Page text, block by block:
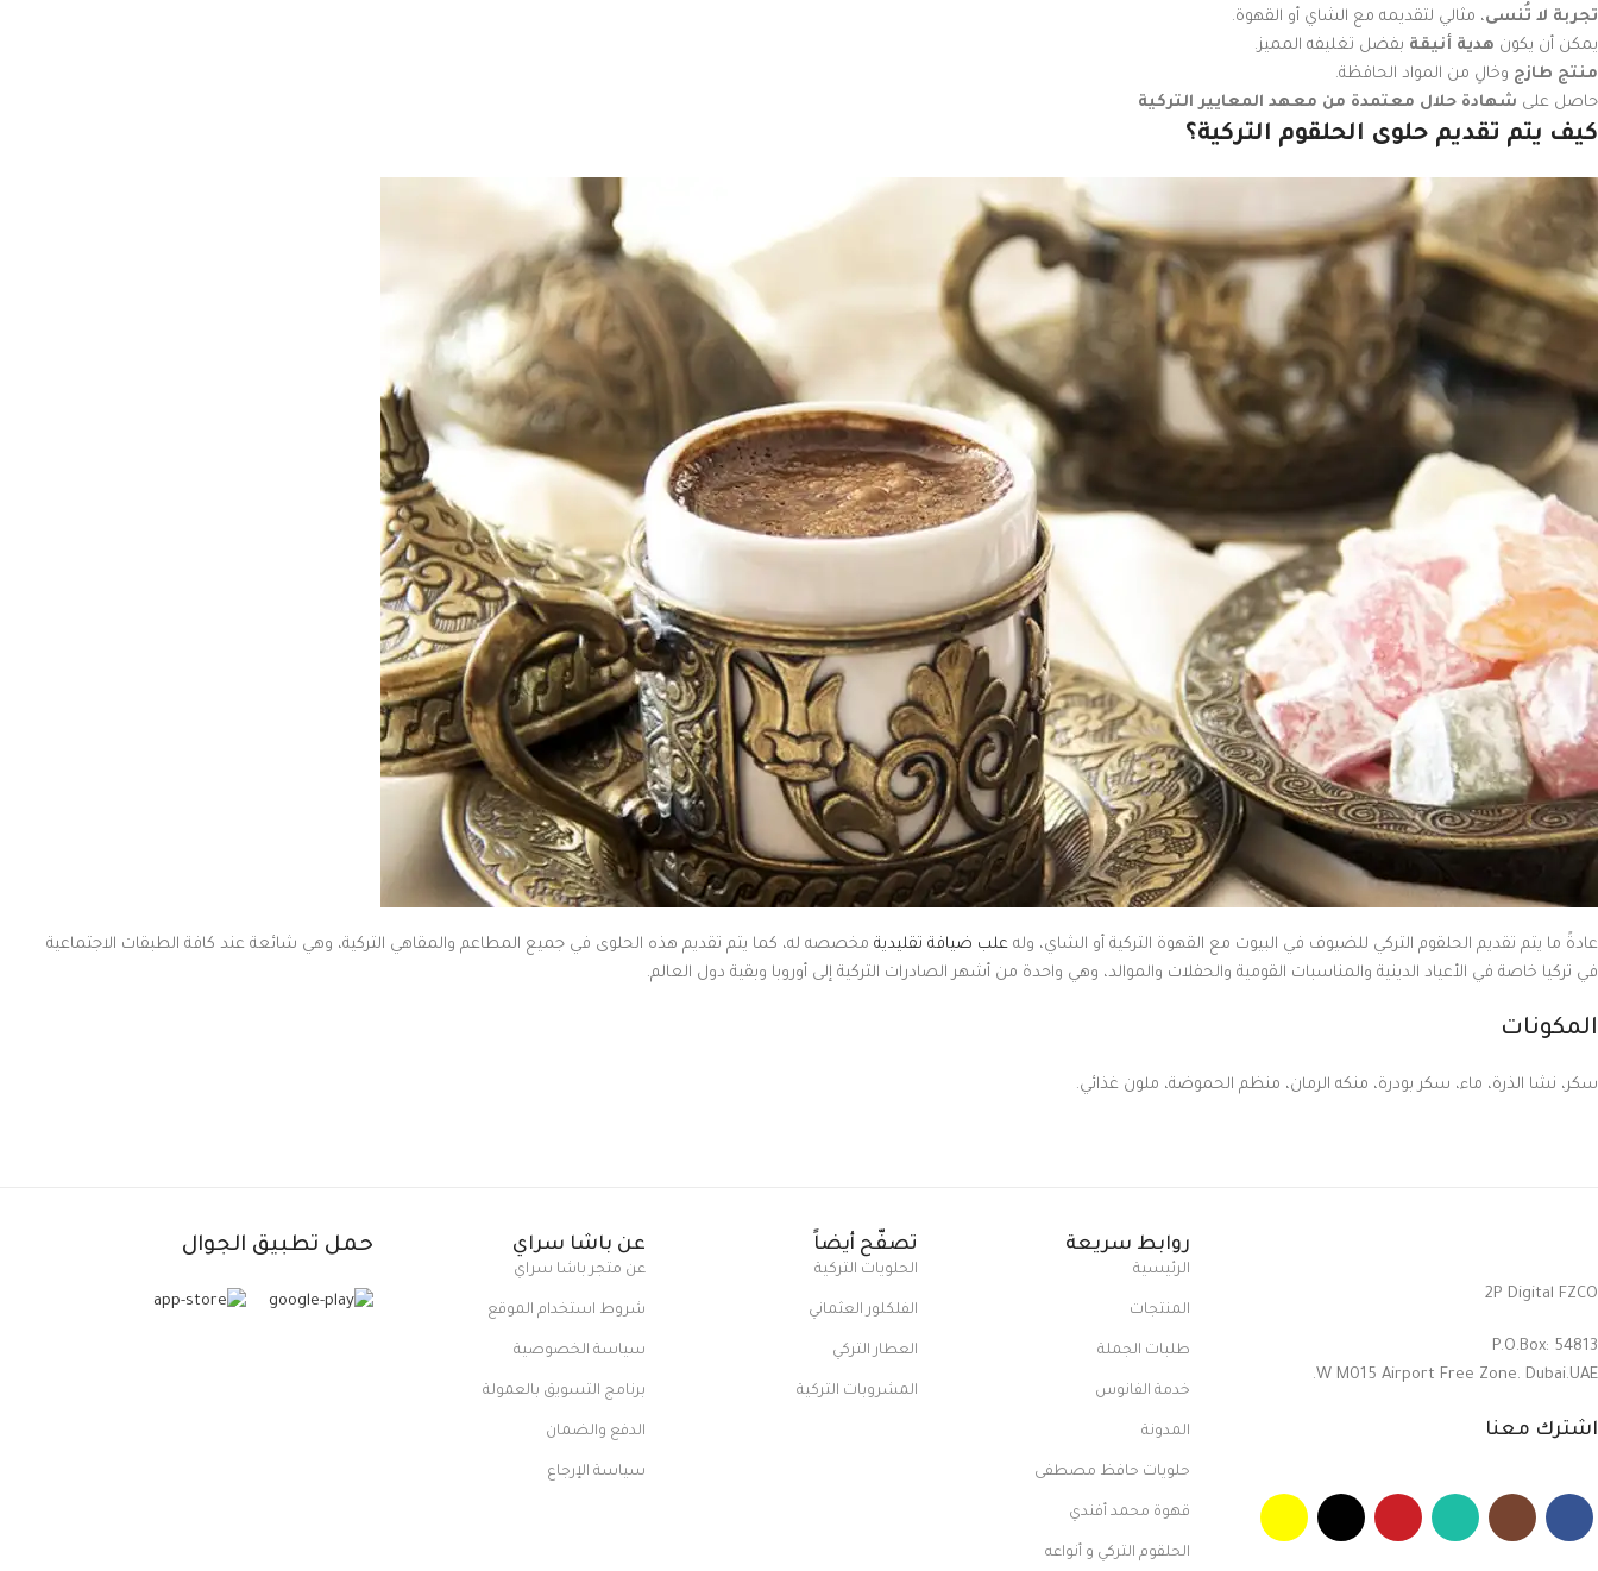
تجربة لا تُنسى، مثالي لتقديمه مع الشاي أو القهوة.
يمكن أن يكون هدية أنيقة بفضل تغليفه المميز.
منتج طازج وخالٍ من المواد الحافظة.
حاصل على شهادة حلال معتمدة من معهد المعايير التركية
كيف يتم تقديم حلوى الحلقوم التركية؟
عادةً ما يتم تقديم الحلقوم التركي للضيوف في البيوت مع القهوة التركية أو الشاي، وله علب ضيافة تقليدية مخصصه له، كما يتم تقديم هذه الحلوى في جميع المطاعم والمقاهي التركية، وهي شائعة عند كافة الطبقات الاجتماعية
في تركيا خاصة في الأعياد الدينية والمناسبات القومية والحفلات والموالد، وهي واحدة من أشهر الصادرات التركية إلى أوروبا وبقية دول العالم.
المكونات
سكر، نشا الذرة، ماء، سكر بودرة، منكه الرمان، منظم الحموضة، ملون غذائي.
حمل تطبيق الجوال عن باشا سراي
عن متجر باشا سراي
شروط استخدام الموقع
سياسة الخصوصية
برنامج التسويق بالعمولة
الدفع والضمان
سياسة الإرجاع
تصفّح أيضاً
الحلويات التركية
الفلكلور العثماني
العطار التركي
المشروبات التركية
روابط سريعة
الرئيسية
المنتجات
طلبات الجملة
خدمة الفانوس
المدونة
حلويات حافظ مصطفى
قهوة محمد أفندي
الحلقوم التركي و أنواعه
2P Digital FZCO
P.O.Box: 54813
W M015 Airport Free Zone. Dubai.UAE.
اشترك معنا